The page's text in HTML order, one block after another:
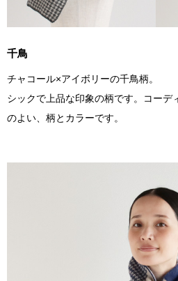
千鳥
チャコール×アイボリーの千鳥柄。
シックで上品な印象の柄です。コーデ
のよい、柄とカラーです。